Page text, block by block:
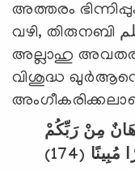
അത്തരം
വഴി, തിരുനബി صلى الله عليه وسلم യെയും
അല്ലാഹു
വിശുദ്ധ
مِنْ رَبِّكُمْ
مُبِينًا (174)